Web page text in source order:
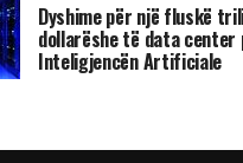
Dyshime për një fluskë
dollarëshe të data center
Inteligjencën Artificiale